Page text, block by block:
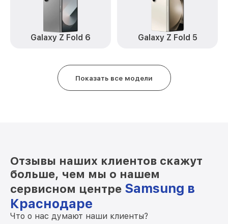
Замена Wi-Fi Galaxy A30 Samsung от 450₽
Ремонт динамика Galaxy A30 Samsung от 550₽
Замена разъема зарядки Galaxy A30
Замена защитного стекла Galaxy A30
Galaxy Z Fold 6 Galaxy Z Fold 5
Показать все модели
Отзывы наших клиентов скажут
больше, чем мы о нашем
сервисном центре Samsung в
Краснодаре
Что о нас думают наши клиенты?